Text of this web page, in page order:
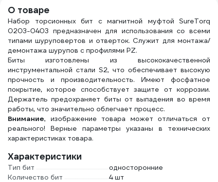
О товаре
Набор торсионных бит с магнитной муфтой SureTorq
0203-0403 предназначен для использования со всеми
типами шуруповертов и отверток. Служит для монтажа/
демонтажа шурупов с профилями PZ.
Биты изготовлены из высококачественной
инструментальной стали S2, что обеспечивает высокую
прочность и производительность. Имеют фосфатное
покрытие, которое способствует защите от коррозии.
Держатель предохраняет биты от выпадения во время
работы, что значительно облегчает процесс.
Внимание, изображение товара может отличаться от
реального! Верные параметры указаны в технических
характеристиках товара.
Характеристики
Тип бит
односторонние
Количество бит
4 шт